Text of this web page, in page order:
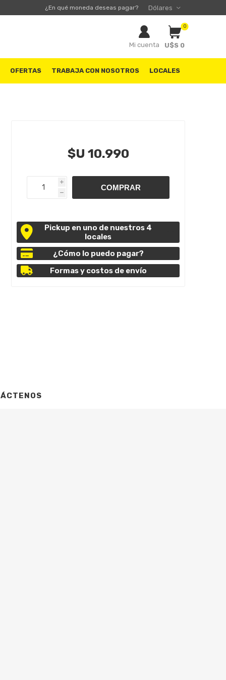
¿En qué moneda deseas pagar?
Mi cuenta
0
U$S 0
OFERTAS TRABAJA CON NOSOTROS LOCALES
$U 10.990
i
h
Pickup en uno de nuestros 4
locales
¿Cómo lo puedo pagar?
Formas y costos de envío